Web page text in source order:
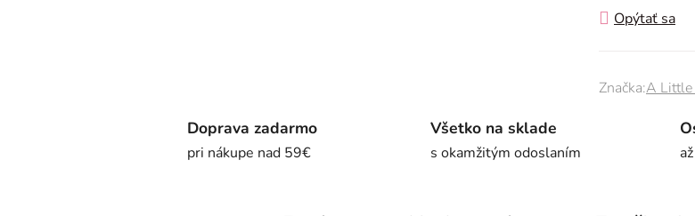
Opýtať sa
Značka:A Little
Doprava zadarmo
pri nákupe nad 59€
Všetko na sklade
s okamžitým odoslaním